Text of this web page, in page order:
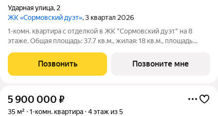
Ударная улица, 2
ЖК «Сормовский дуэт», 3 квартал 2026
1-комн. квартира с отделкой в ЖК "Сормовский дуэт" на 8
этаже. Общая площадь: 37.7 кв.м., жилая: 18 кв.м., площадь
сторону. В квартире один совмещенный санузел. Высота
потолков 2.65 м. Дом
Позвонить Позвоните мне
5 900 000 ₽
35 м² 1-комн. квартира 4 этаж из 5